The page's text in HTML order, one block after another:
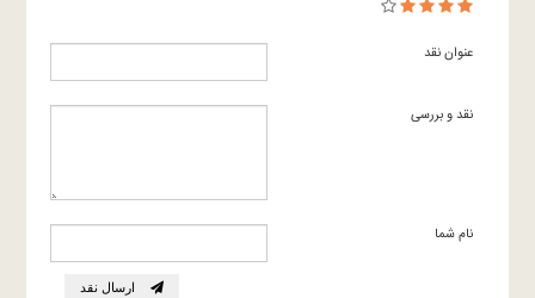
عنوان نقد
نقد و بررسی
نام شما
ارسال نقد